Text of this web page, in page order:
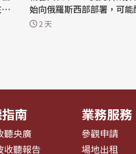
始向俄羅斯西部部署，可
枚彈道飛彈和6套發射裝備
2 天
南
聽央廣
收聽報告
業務服務
參觀申請
場地出租